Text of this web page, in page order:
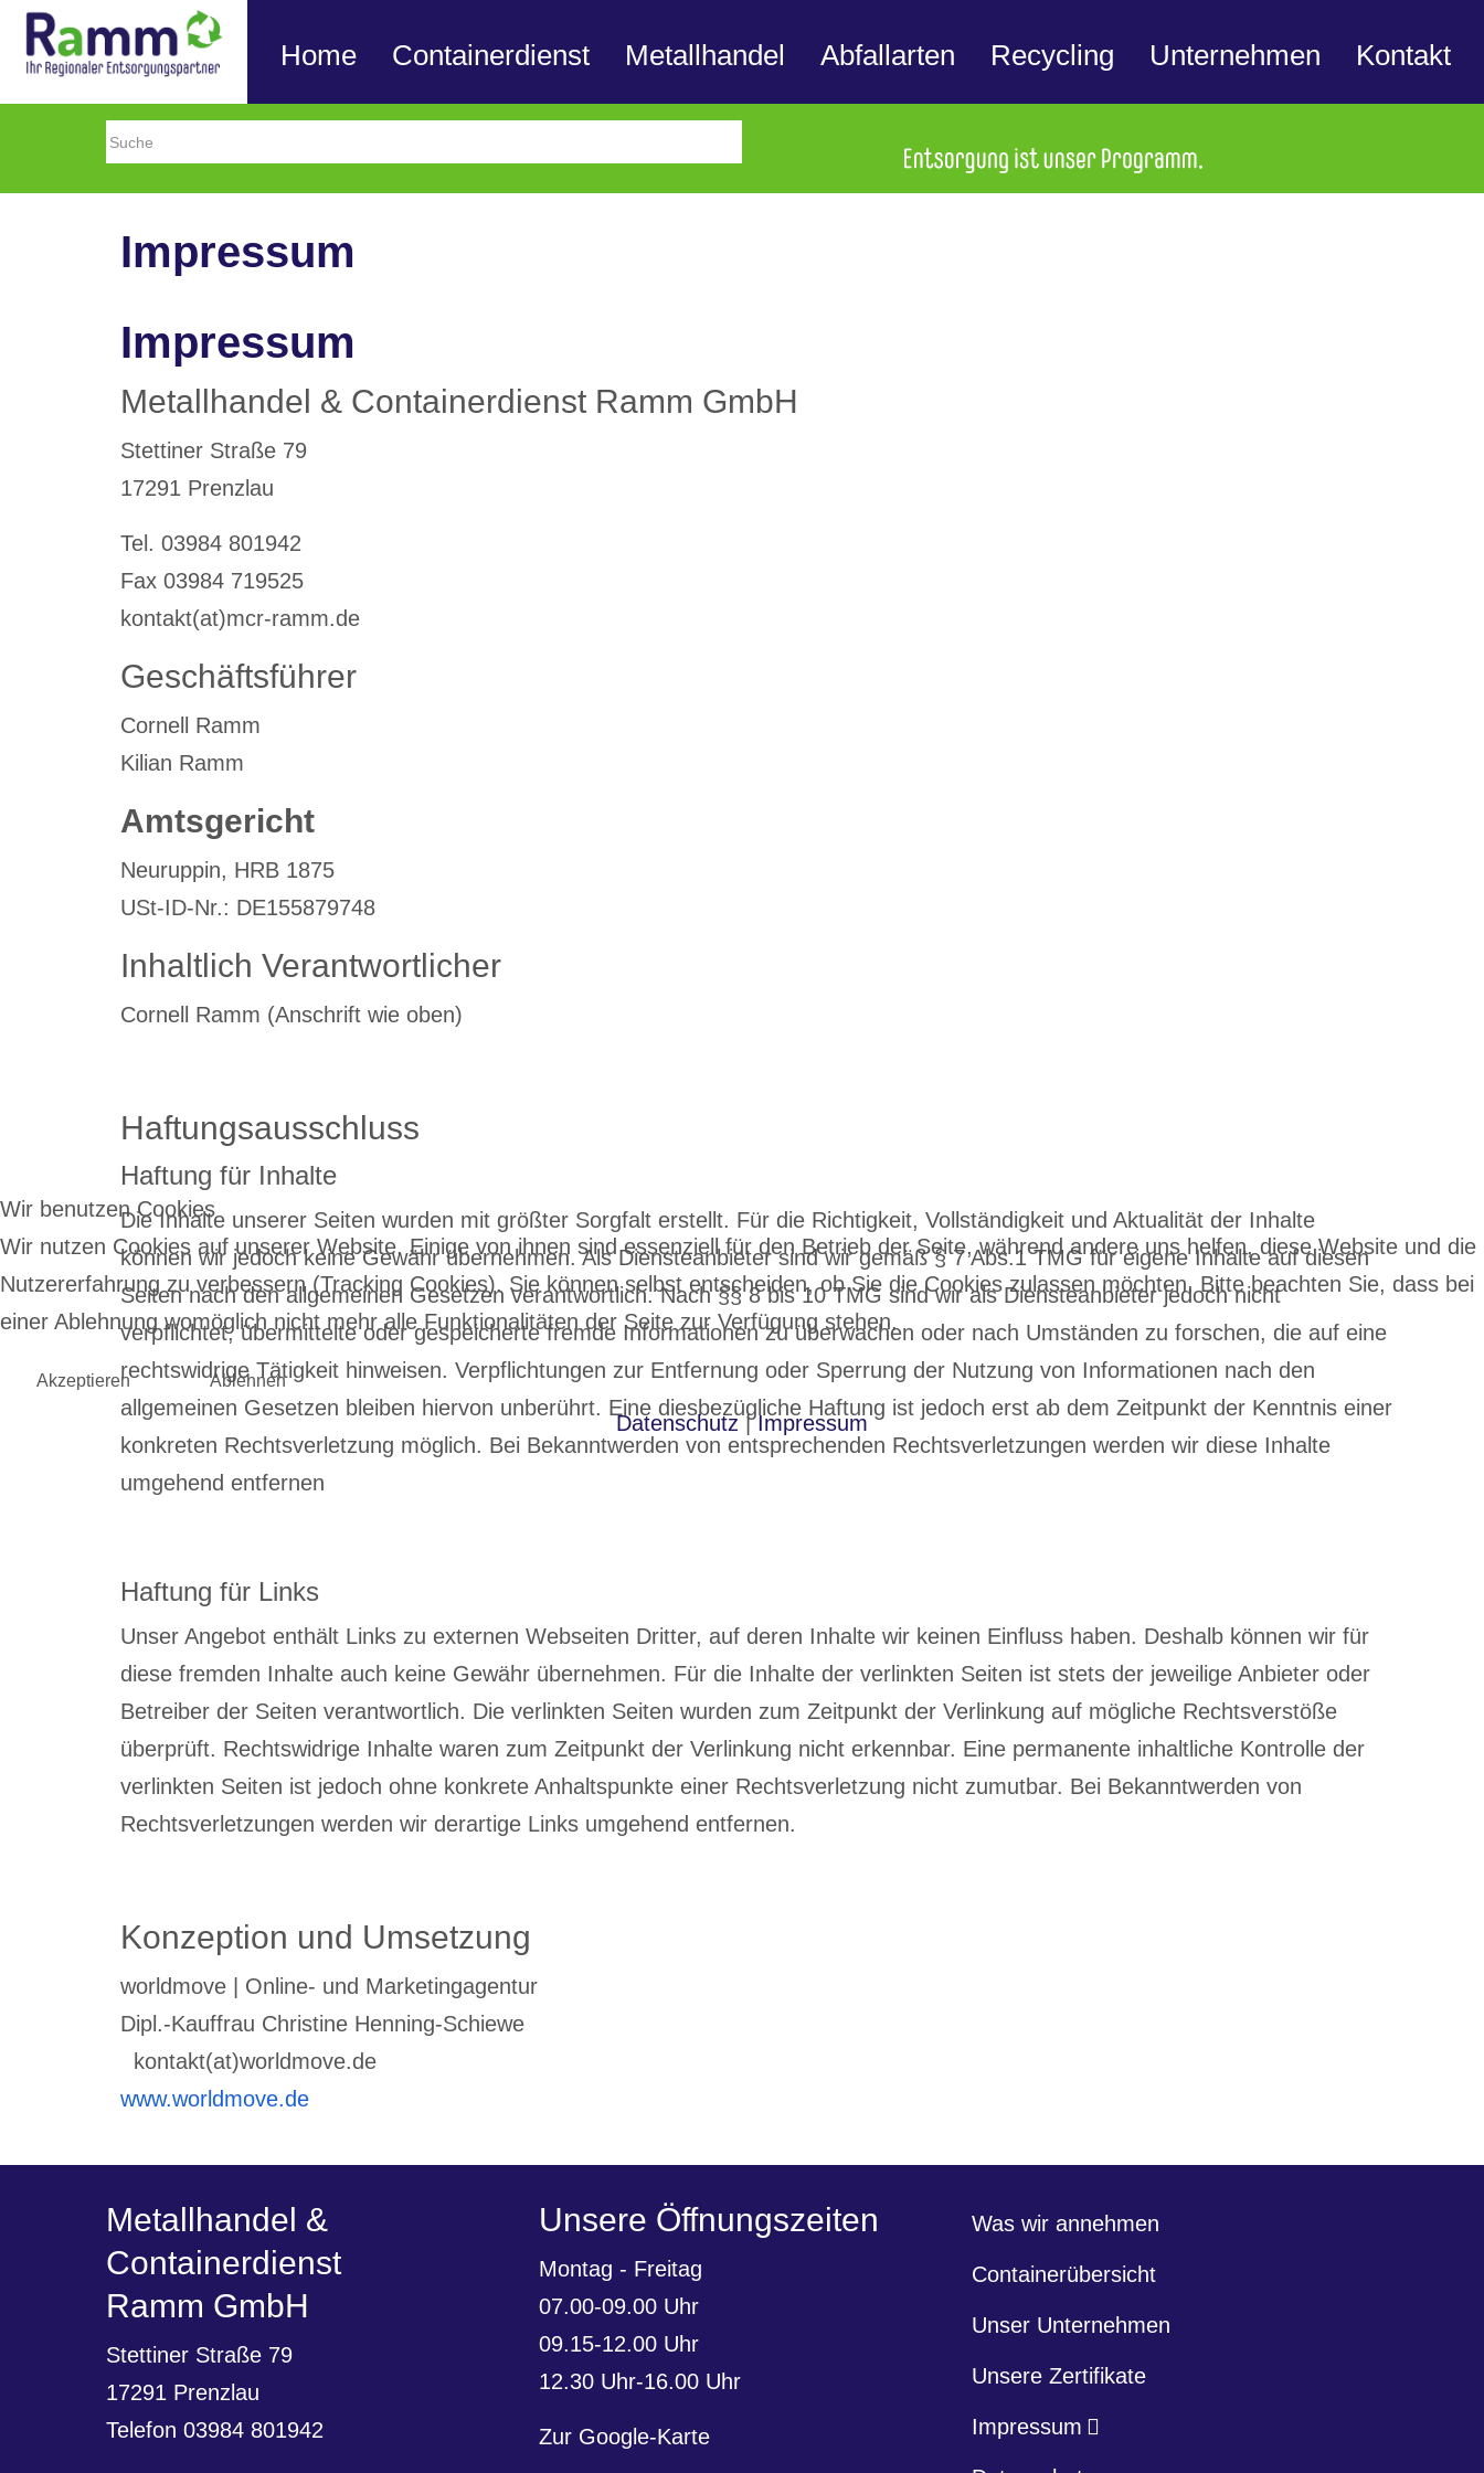
Home Containerdienst Metallhandel Abfallarten Recycling Unternehmen Kontakt
Impressum
Impressum
Metallhandel & Containerdienst Ramm GmbH
Stettiner Straße 79
17291 Prenzlau
Tel. 03984 801942
Fax 03984 719525
kontakt(at)mcr-ramm.de
Geschäftsführer
Cornell Ramm
Kilian Ramm
Amtsgericht
Neuruppin, HRB 1875
USt-ID-Nr.: DE155879748
Inhaltlich Verantwortlicher
Cornell Ramm (Anschrift wie oben)
Haftungsausschluss
Haftung für Inhalte
Die Inhalte unserer Seiten wurden mit größter Sorgfalt erstellt. Für die Richtigkeit, Vollständigkeit und Aktualität der Inhalte
können wir jedoch keine Gewähr übernehmen. Als Diensteanbieter sind wir gemäß § 7 Abs.1 TMG für eigene Inhalte auf diesen
Seiten nach den allgemeinen Gesetzen verantwortlich. Nach §§ 8 bis 10 TMG sind wir als Diensteanbieter jedoch nicht
verpflichtet, übermittelte oder gespeicherte fremde Informationen zu überwachen oder nach Umständen zu forschen, die auf eine
rechtswidrige Tätigkeit hinweisen. Verpflichtungen zur Entfernung oder Sperrung der Nutzung von Informationen nach den
allgemeinen Gesetzen bleiben hiervon unberührt. Eine diesbezügliche Haftung ist jedoch erst ab dem Zeitpunkt der Kenntnis einer
konkreten Rechtsverletzung möglich. Bei Bekanntwerden von entsprechenden Rechtsverletzungen werden wir diese Inhalte
umgehend entfernen
Haftung für Links
Unser Angebot enthält Links zu externen Webseiten Dritter, auf deren Inhalte wir keinen Einfluss haben. Deshalb können wir für
diese fremden Inhalte auch keine Gewähr übernehmen. Für die Inhalte der verlinkten Seiten ist stets der jeweilige Anbieter oder
Betreiber der Seiten verantwortlich. Die verlinkten Seiten wurden zum Zeitpunkt der Verlinkung auf mögliche Rechtsverstöße
überprüft. Rechtswidrige Inhalte waren zum Zeitpunkt der Verlinkung nicht erkennbar. Eine permanente inhaltliche Kontrolle der
verlinkten Seiten ist jedoch ohne konkrete Anhaltspunkte einer Rechtsverletzung nicht zumutbar. Bei Bekanntwerden von
Rechtsverletzungen werden wir derartige Links umgehend entfernen.
Konzeption und Umsetzung
worldmove | Online- und Marketingagentur
Dipl.-Kauffrau Christine Henning-Schiewe
kontakt(at)worldmove.de
www.worldmove.de
Metallhandel &
Containerdienst
Ramm GmbH
Stettiner Straße 79
17291 Prenzlau
Telefon 03984 801942
Unsere Öffnungszeiten
Montag - Freitag
07.00-09.00 Uhr
09.15-12.00 Uhr
12.30 Uhr-16.00 Uhr
Zur Google-Karte
Was wir annehmen
Containerübersicht
Unser Unternehmen
Unsere Zertifikate
Impressum
Wir benutzen Cookies
Wir nutzen Cookies auf unserer Website. Einige von ihnen sind essenziell für den Betrieb der Seite, während andere uns helfen, diese Website und die
Nutzererfahrung zu verbessern (Tracking Cookies). Sie können selbst entscheiden, ob Sie die Cookies zulassen möchten. Bitte beachten Sie, dass bei
einer Ablehnung womöglich nicht mehr alle Funktionalitäten der Seite zur Verfügung stehen.
Akzeptieren Ablehnen
Datenschutz|Impressum